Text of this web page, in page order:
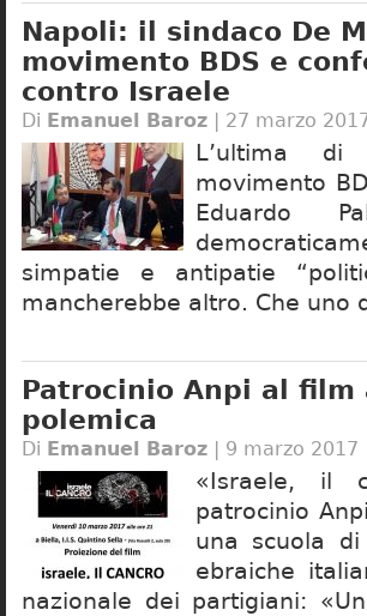
Napoli: il sindaco De
movimento BDS e
contro Israele
Di Emanuel Baroz | 27 marzo
L’ultima
movimento
Eduardo
simpatie e antipatie
mancherebbe altro. Che
Patrocinio Anpi al
polemica
Di Emanuel Baroz | 9 marzo 2017
«Israele, il
patrocinio
una scuola
ebraiche
nazionale dei partigiani: